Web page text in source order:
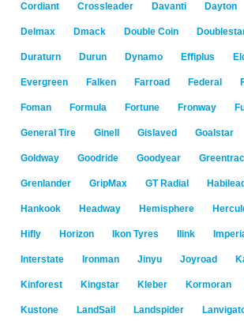
Cordiant Crossleader Davanti Dayton
Delmax Dmack Double Coin
Duraturn Durun Dynamo Effiplus
Evergreen Falken Farroad Federal
Foman Formula Fortune Fronway
General Tire Ginell Gislaved Goalstar
Goldway Goodride Goodyear Greentrac
Grenlander GripMax GT Radial Habilead
Hankook Headway Hemisphere
Hifly Horizon Ikon Tyres Ilink
Interstate Ironman Jinyu Joyroad
Kinforest Kingstar Kleber Kormoran
Kustone LandSail Landspider